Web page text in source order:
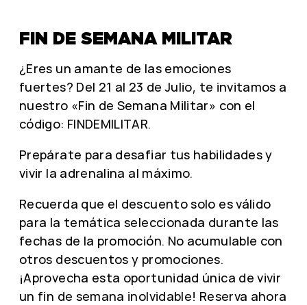
FIN DE SEMANA MILITAR
¿Eres un amante de las emociones
fuertes? Del 21 al 23 de Julio, te invitamos a
nuestro «Fin de Semana Militar» con el
código: FINDEMILITAR.
Prepárate para desafiar tus habilidades y
vivir la adrenalina al máximo.
Recuerda que el descuento solo es válido
para la temática seleccionada durante las
fechas de la promoción. No acumulable con
otros descuentos y promociones.
¡Aprovecha esta oportunidad única de vivir
un fin de semana inolvidable! Reserva ahora